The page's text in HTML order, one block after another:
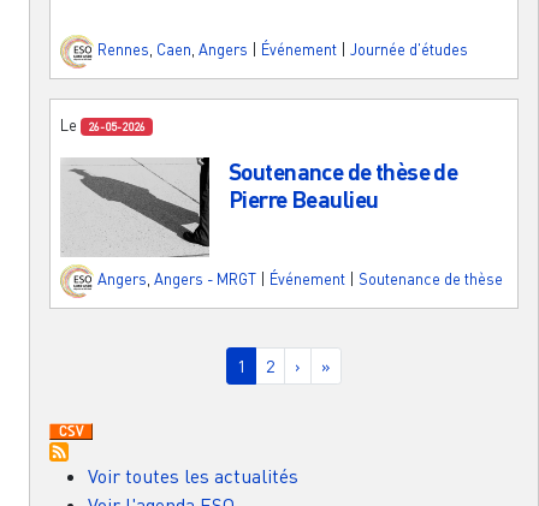
Rennes Caen Angers Événement Journée d'études
Le 26-05-2026
Soutenance de thèse de
Pierre Beaulieu
Angers Angers - MRGT Événement Soutenance de thèse
Page courante
1 Page
2 Page suivante
› Dernière page
»
Voir toutes les actualités